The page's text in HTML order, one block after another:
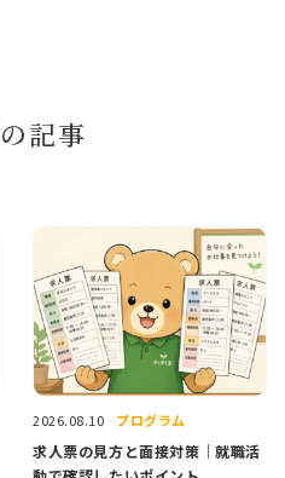
記事
2026.08.10 プログラム
求人票の見方と面接対策｜就職活